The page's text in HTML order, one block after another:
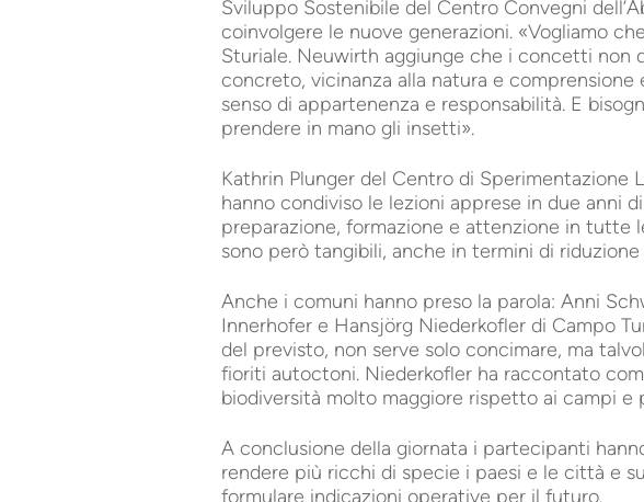
Sviluppo Sostenibile del Centro Convegni
coinvolgere le nuove generazioni. «Vogliamo
Sturiale. Neuwirth aggiunge che i concetti non
concreto, vicinanza alla natura e
senso di appartenenza e responsabilità. E
prendere in mano gli insetti».
Kathrin Plunger del Centro di Sperimentazione
hanno condiviso le lezioni apprese in due anni
preparazione, formazione e attenzione in tutte
sono però tangibili, anche in termini di
Anche i comuni hanno preso la parola: Anni
Innerhofer e Hansjörg Niederkofler di Campo
del previsto, non serve solo concimare, ma
fioriti autoctoni. Niederkofler ha raccontato
biodiversità molto maggiore rispetto ai campi e
A conclusione della giornata i partecipanti
rendere più ricchi di specie i paesi e le città e
formulare indicazioni operative per il futuro.